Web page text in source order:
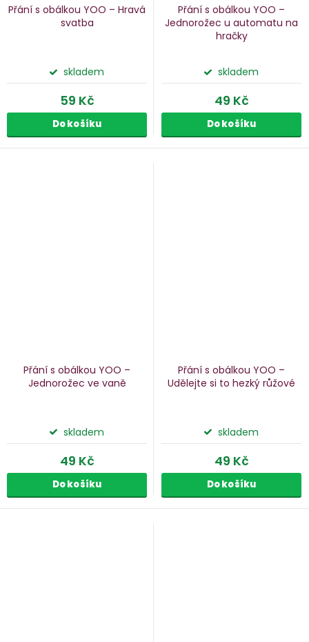
Přání s obálkou YOO – Hravá
svatba
skladem
59 Kč
Do košíku
Přání s obálkou YOO –
Jednorožec u automatu na
hračky
skladem
49 Kč
Do košíku
Přání s obálkou YOO –
Jednorožec ve vaně
skladem
49 Kč
Do košíku
Přání s obálkou YOO –
Udělejte si to hezký růžové
skladem
49 Kč
Do košíku